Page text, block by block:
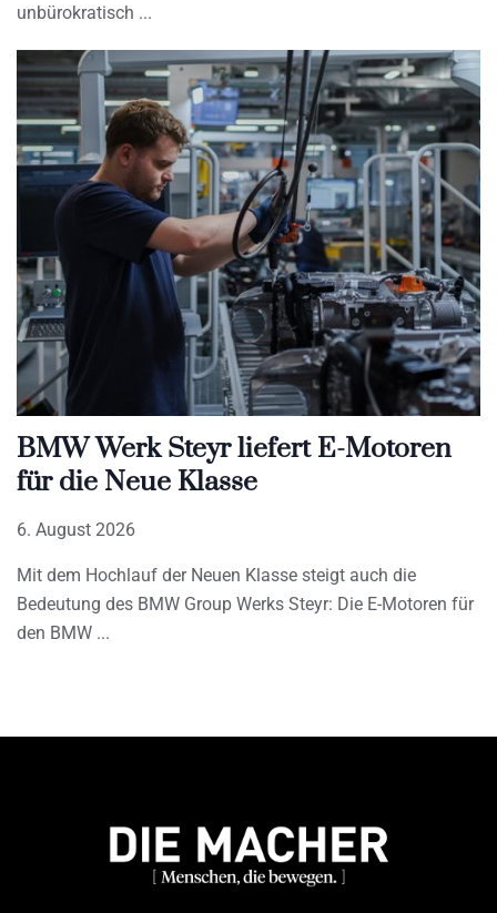
unbürokratisch
BMW Werk Steyr liefert E-Motoren
für die Neue Klasse
6. August 2026
Mit dem Hochlauf der Neuen Klasse steigt auch die
Bedeutung des BMW Group Werks Steyr: Die E-Motoren für
den BMW